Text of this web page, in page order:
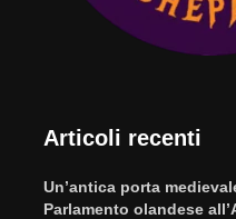
Articoli recenti
Un’antica porta
Parlamento olandese